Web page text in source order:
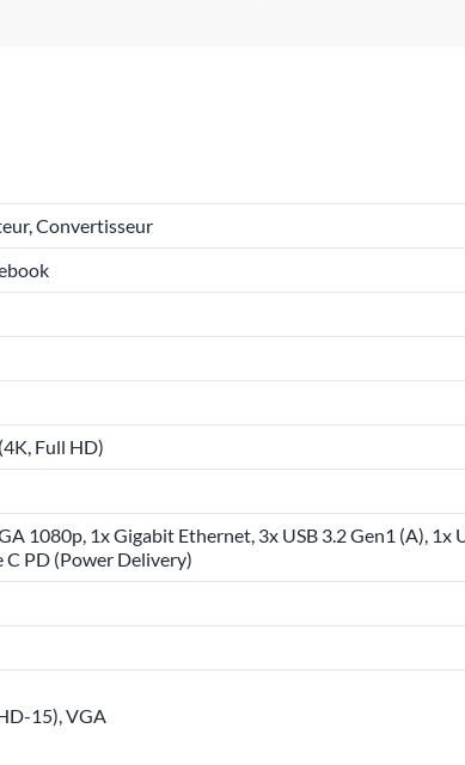
Convertisseur
Full HD)
1080p, 1x Gigabit Ethernet, 3x USB 3.2 Gen1 (A), 1x
PD (Power Delivery)
15), VGA